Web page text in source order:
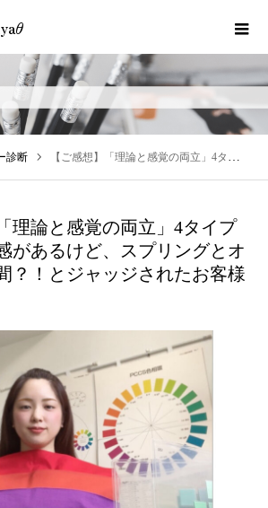
診断 【ご感想】「理論と感覚の両立」4タイプではサマー感があるけど、スプリングとオータムの中間？！とジャッジされたお客様
理論と感覚の両立」4タイプ
があるけど、スプリングとオ
？！とジャッジされたお客様